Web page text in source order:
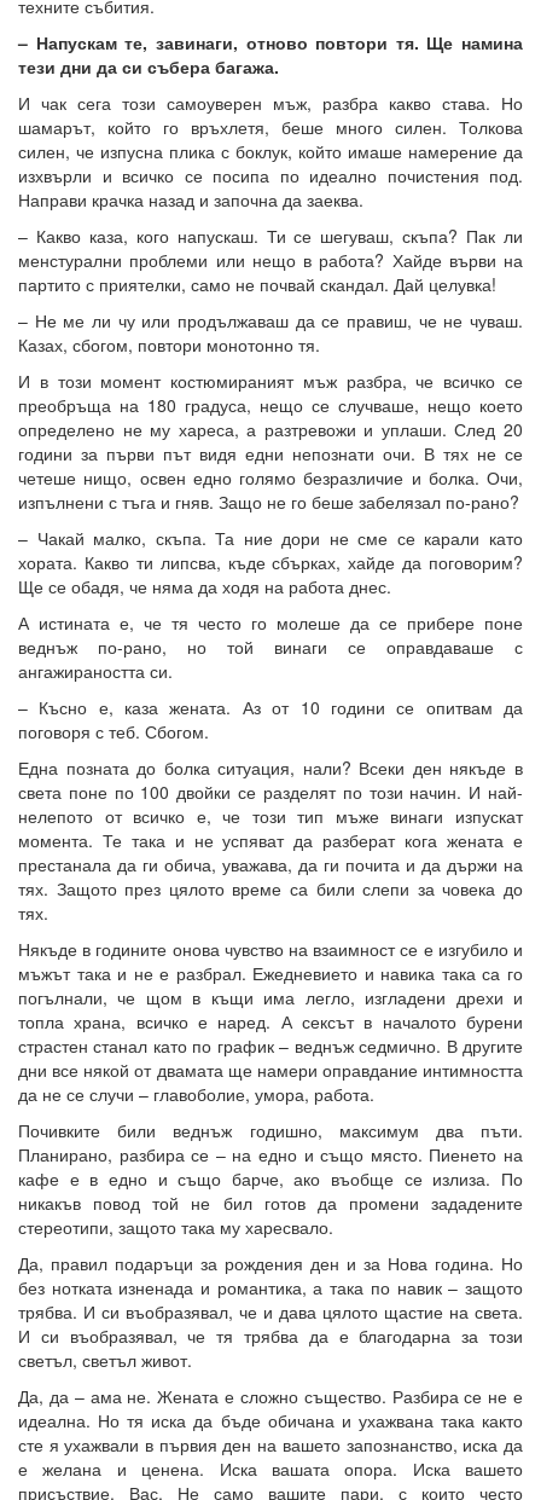
техните събития.
– Напускам те, завинаги, отново повтори тя. Ще намина
тези дни да си събера багажа.
И чак сега този самоуверен мъж, разбра какво става. Но
шамарът, който го връхлетя, беше много силен. Толкова
силен, че изпусна плика с боклук, който имаше намерение да
изхвърли и всичко се посипа по идеално почистения под.
Направи крачка назад и започна да заеква.
– Какво каза, кого напускаш. Ти се шегуваш, скъпа? Пак ли
менстурални проблеми или нещо в работа? Хайде върви на
партито с приятелки, само не почвай скандал. Дай целувка!
– Не ме ли чу или продължаваш да се правиш, че не чуваш.
Казах, сбогом, повтори монотонно тя.
И в този момент костюмираният мъж разбра, че всичко се
преобръща на 180 градуса, нещо се случваше, нещо което
определено не му хареса, а разтревожи и уплаши. След 20
години за първи път видя едни непознати очи. В тях не се
четеше нищо, освен едно голямо безразличие и болка. Очи,
изпълнени с тъга и гняв. Защо не го беше забелязал по-рано?
– Чакай малко, скъпа. Та ние дори не сме се карали като
хората. Какво ти липсва, къде сбърках, хайде да поговорим?
Ще се обадя, че няма да ходя на работа днес.
А истината е, че тя често го молеше да се прибере поне
веднъж по-рано, но той винаги се оправдаваше с
ангажираността си.
– Късно е, каза жената. Аз от 10 години се опитвам да
поговоря с теб. Сбогом.
Една позната до болка ситуация, нали? Всеки ден някъде в
света поне по 100 двойки се разделят по този начин. И най-
нелепото от всичко е, че този тип мъже винаги изпускат
момента. Те така и не успяват да разберат кога жената е
престанала да ги обича, уважава, да ги почита и да държи на
тях. Защото през цялото време са били слепи за човека до
тях.
Някъде в годините онова чувство на взаимност се е изгубило и
мъжът така и не е разбрал. Ежедневието и навика така са го
погълнали, че щом в къщи има легло, изгладени дрехи и
топла храна, всичко е наред. А сексът в началото бурени
страстен станал като по график – веднъж седмично. В другите
дни все някой от двамата ще намери оправдание интимността
да не се случи – главоболие, умора, работа.
Почивките били веднъж годишно, максимум два пъти.
Планирано, разбира се – на едно и също място. Пиенето на
кафе е в едно и също барче, ако въобще се излиза. По
никакъв повод той не бил готов да промени зададените
стереотипи, защото така му харесвало.
Да, правил подаръци за рождения ден и за Нова година. Но
без нотката изненада и романтика, а така по навик – защото
трябва. И си въобразявал, че и дава цялото щастие на света.
И си въобразявал, че тя трябва да е благодарна за този
светъл, светъл живот.
Да, да – ама не. Жената е сложно същество. Разбира се не е
идеална. Но тя иска да бъде обичана и ухажвана така както
сте я ухажвали в първия ден на вашето запознанство, иска да
е желана и ценена. Иска вашата опора. Иска вашето
присъствие. Вас. Не само вашите пари, с които често